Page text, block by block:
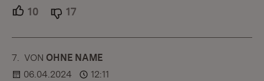
10 Unterstützer.
17
7. KOMMENTAR
VON :OHNE NAME
06.04.2024
12:11